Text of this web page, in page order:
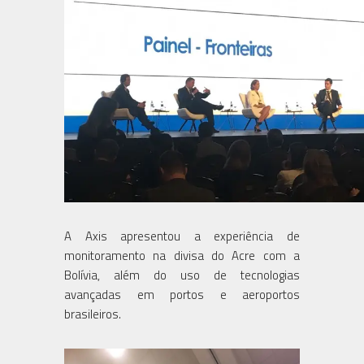
A Axis apresentou a experiência de
monitoramento na divisa do Acre com a
Bolívia, além do uso de tecnologias
avançadas em portos e aeroportos
brasileiros.